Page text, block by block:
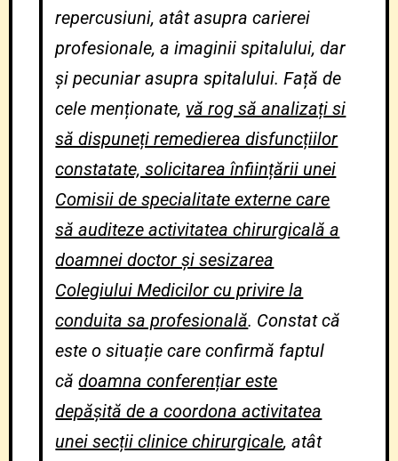
repercusiuni, atât asupra carierei
profesionale, a imaginii spitalului, dar
și pecuniar asupra spitalului. Față de
cele menționate, vă rog să analizați si
să dispuneți remedierea disfuncțiilor
constatate, solicitarea înființării unei
Comisii de specialitate externe care
să auditeze activitatea chirurgicală a
doamnei doctor și sesizarea
Colegiului Medicilor cu privire la
conduita sa profesională. Constat că
este o situație care confirmă faptul
cădoamna conferențiar este
depășită de a coordona activitatea
unei secții clinice chirurgicale, atât